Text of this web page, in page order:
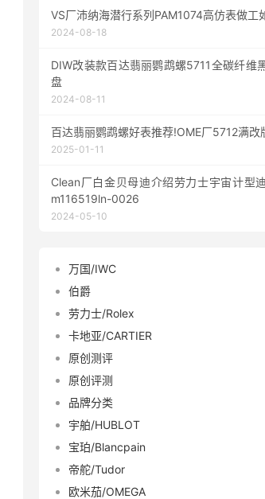
VS厂沛纳海潜行系列PAM1074高仿表做工
2024-08-18
DIW改装款百达翡丽鹦鹉螺5711全碳纤维
盘
2024-08-11
百达翡丽鹦鹉螺好表推荐!OME厂5712满改
2025-01-11
Clean厂白金贝母迪介绍劳力士宇宙计型
m116519ln-0026
2024-05-10
万国/IWC
伯爵
劳力士/Rolex
卡地亚/CARTIER
原创测评
原创评测
品牌分类
宇舶/HUBLOT
宝珀/Blancpain
帝舵/Tudor
欧米茄/OMEGA